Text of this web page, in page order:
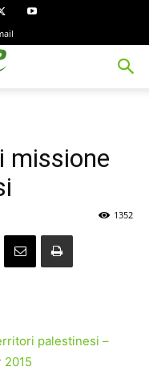
missione
1352
palestinesi –
2015